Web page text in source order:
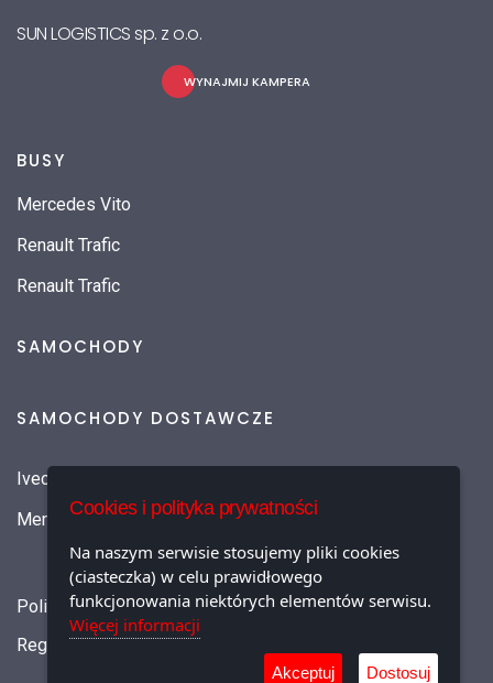
SUN LOGISTICS sp. z o.o.
WYNAJMIJ KAMPERA
BUSY
Mercedes Vito
Renault Trafic
Renault Trafic
SAMOCHODY
SAMOCHODY DOSTAWCZE
Iveco Daily
Mercedes-Benz SPRINTER
Polityka prywatności
Regulamin najmu
Cookies i polityka prywatności
Na naszym serwisie stosujemy pliki cookies
(ciasteczka) w celu prawidłowego
funkcjonowania niektórych elementów serwisu.
Więcej informacji
Akceptuj Dostosuj